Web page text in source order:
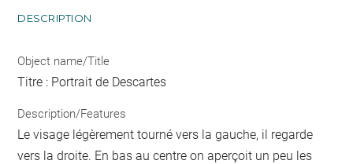
DESCRIPTION
Object name/Title
Titre : Portrait de Descartes
Description/Features
Le visage légèrement tourné vers la gauche, il regarde
vers la droite. En bas au centre on aperçoit un peu les